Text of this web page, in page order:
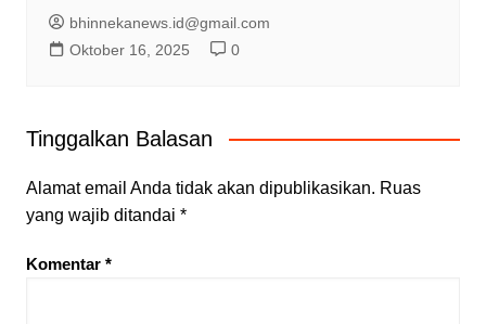
bhinnekanews.id@gmail.com
Oktober 16, 2025
0
Tinggalkan Balasan
Alamat email Anda tidak akan dipublikasikan. Ruas
yang wajib ditandai *
Komentar *